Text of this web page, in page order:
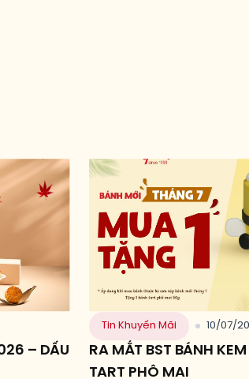
– DẤU
Tin Khuyến Mãi 10/07/
RA MẮT BST BÁNH
TART PHÔ MAI